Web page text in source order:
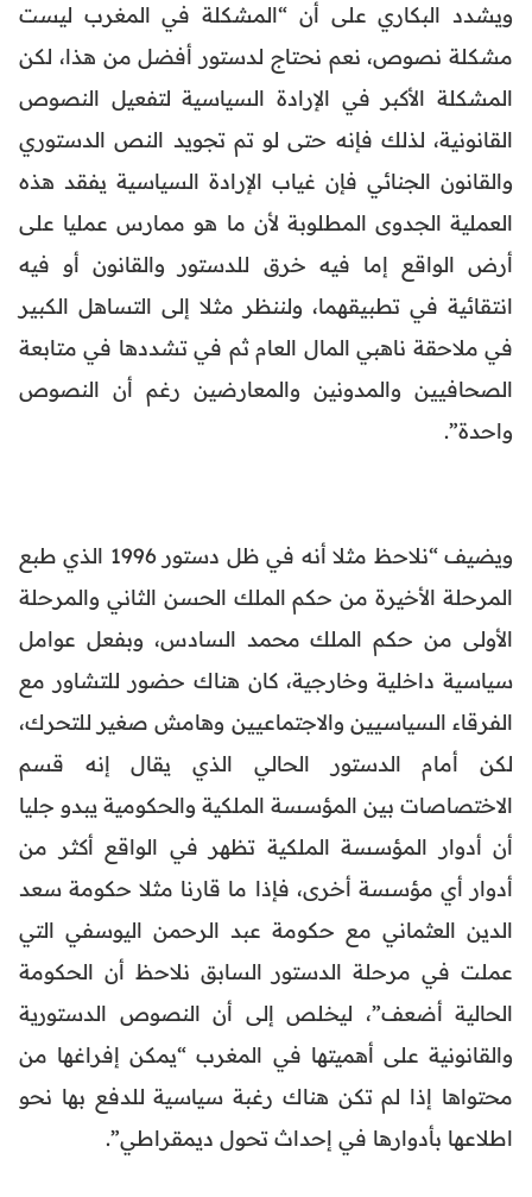
ويشدد البكاري على أن “المشكلة في المغرب ليست
مشكلة نصوص، نعم نحتاج لدستور أفضل من هذا، لكن
المشكلة الأكبر في الإرادة السياسية لتفعيل النصوص
القانونية، لذلك فإنه حتى لو تم تجويد النص الدستوري
والقانون الجنائي فإن غياب الإرادة السياسية يفقد هذه
العملية الجدوى المطلوبة لأن ما هو ممارس عمليا على
أرض الواقع إما فيه خرق للدستور والقانون أو فيه
انتقائية في تطبيقهما، ولننظر مثلا إلى التساهل الكبير
في ملاحقة ناهبي المال العام ثم في تشددها في متابعة
الصحافيين والمدونين والمعارضين رغم أن النصوص
واحدة”.
ويضيف “نلاحظ مثلا أنه في ظل دستور 1996 الذي طبع
المرحلة الأخيرة من حكم الملك الحسن الثاني والمرحلة
الأولى من حكم الملك محمد السادس، وبفعل عوامل
سياسية داخلية وخارجية، كان هناك حضور للتشاور مع
الفرقاء السياسيين والاجتماعيين وهامش صغير للتحرك،
لكن أمام الدستور الحالي الذي يقال إنه قسم
الاختصاصات بين المؤسسة الملكية والحكومية يبدو جليا
أن أدوار المؤسسة الملكية تظهر في الواقع أكثر من
أدوار أي مؤسسة أخرى، فإذا ما قارنا مثلا حكومة سعد
الدين العثماني مع حكومة عبد الرحمن اليوسفي التي
عملت في مرحلة الدستور السابق نلاحظ أن الحكومة
الحالية أضعف”، ليخلص إلى أن النصوص الدستورية
والقانونية على أهميتها في المغرب “يمكن إفراغها من
محتواها إذا لم تكن هناك رغبة سياسية للدفع بها نحو
اطلاعها بأدوارها في إحداث تحول ديمقراطي”.